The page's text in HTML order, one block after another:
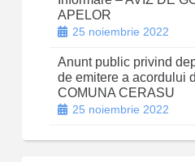
APELOR
25 noiembrie 2022
Anunt public privind
de emitere a acordului
COMUNA CERASU
25 noiembrie 2022